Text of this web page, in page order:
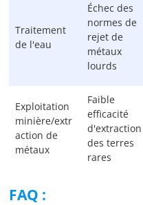
Traitement
de l'eau
Échec des
normes de
rejet de
métaux
lourds
Exploitation
minière/extr
action de
métaux
Faible
efficacité
d'extraction
des terres
rares
FAQ :